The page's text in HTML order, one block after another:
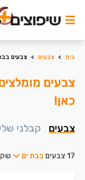
בית > צבעים > צבעים
צבעים
כאן!
צבעים קבלני
17 צבעים בבת ים